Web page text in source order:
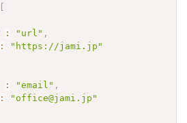
: "url" ,
:
"https://jami.jp"
: "email" ,
:
"office@jami.jp"